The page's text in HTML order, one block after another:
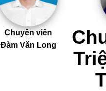
Chuyên viên
Đàm Văn Long